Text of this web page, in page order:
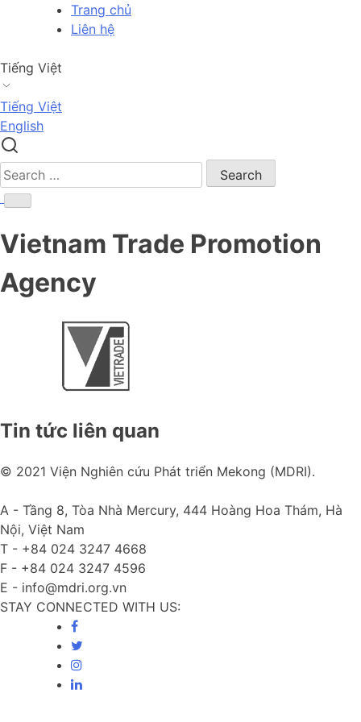
Trang chủ
Liên hệ
Tiếng Việt
Tiếng Việt
English
Search
for:
Vietnam Trade Promotion
Agency
Tin tức liên quan
© 2021 Viện Nghiên cứu Phát triển Mekong (MDRI).
A - Tầng 8, Tòa Nhà Mercury, 444 Hoàng Hoa Thám, Hà
Nội, Việt Nam
T - +84 024 3247 4668
F - +84 024 3247 4596
E - info@mdri.org.vn
STAY CONNECTED WITH US: